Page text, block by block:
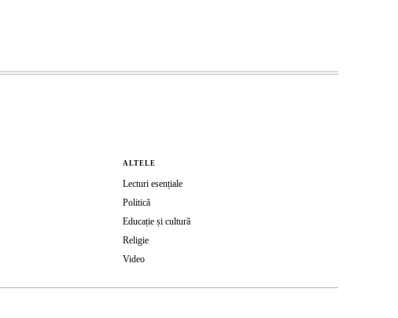
ALTELE
Lecturi esențiale
Politică
Educație și cultură
Religie
Video